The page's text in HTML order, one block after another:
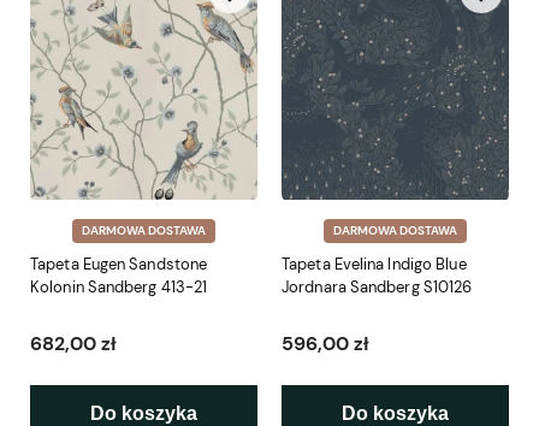
DARMOWA DOSTAWA
Tapeta Eugen Sandstone
Kolonin Sandberg 413-21
682,00 zł
Do koszyka
DARMOWA DOSTAWA
Tapeta Evelina Indigo Blue
Jordnara Sandberg S10126
596,00 zł
Do koszyka